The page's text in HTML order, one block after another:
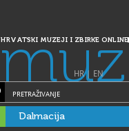
HRVATSKI MUZEJI I ZBIRKE ONLINE
muz
HR| EN
PRETRAŽIVANJE
Dalmacija